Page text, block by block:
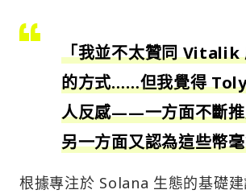
「我並不太贊同 Vitalik
的方式……但我覺得
人反感——一方面不斷推
另一方面又認為這些幣
根據專注於 Solana 生態的基礎